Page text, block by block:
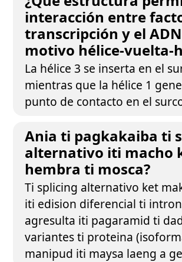
interacción entre
transcripción y el
motivo hélice-vuelta-
La hélice 3 se inserta en el
mientras que la hélice 1
punto de contacto en el
Ania ti pagkakaiba ti
alternativo iti macho
hembra ti mosca?
Ti splicing alternativo ket
iti edision diferencial ti
agresulta iti pagaramid ti
variantes ti proteina
manipud iti maysa laeng a